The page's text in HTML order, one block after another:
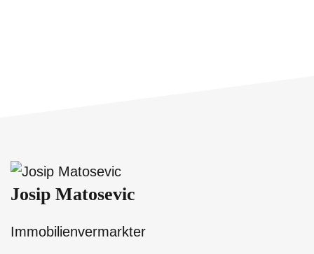
Josip Matosevic
Immobilienvermarkter